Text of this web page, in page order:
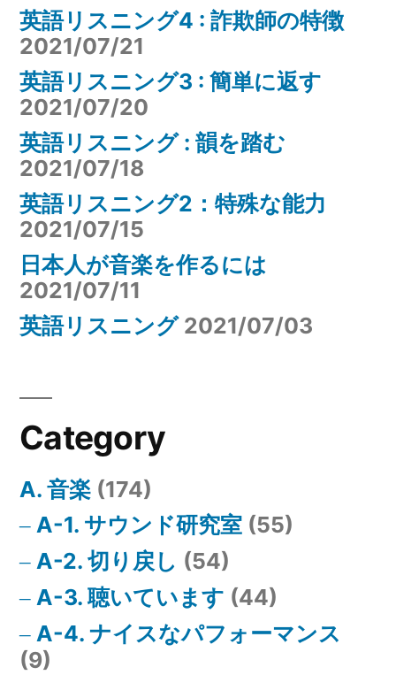
英語リスニング4 : 詐欺師の特徴
2021/07/21
英語リスニング3 : 簡単に返す
2021/07/20
英語リスニング : 韻を踏む
2021/07/18
英語リスニング2：特殊な能力
2021/07/15
日本人が音楽を作るには
2021/07/11
英語リスニング 2021/07/03
Category
A. 音楽 (174)
A-1. サウンド研究室 (55)
A-2. 切り戻し (54)
A-3. 聴いています (44)
A-4. ナイスなパフォーマンス
(9)